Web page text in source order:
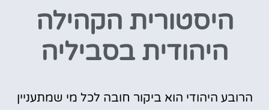
היסטורית הקהילה
היהודית בסביליה
הרובע היהודי הוא ביקור חובה לכל מי שמתעניין